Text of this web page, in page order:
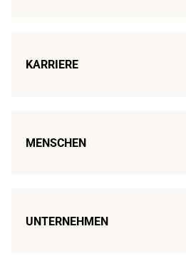
KARRIERE
MENSCHEN
UNTERNEHMEN